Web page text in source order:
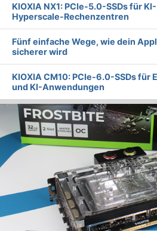
KIOXIA NX1: PCIe-5.0-SSDs für
Hyperscale-Rechenzentren
Fünf einfache Wege, wie dein
sicherer wird
KIOXIA CM10: PCIe-6.0-SSDs für
und KI-Anwendungen